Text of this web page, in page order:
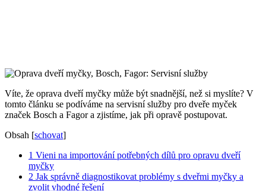
Víte, že oprava dveří myčky může být snadnější, než si myslíte? V
tomto článku se podíváme na servisní služby pro dveře myček
značek Bosch a Fagor a zjistíme, jak při opravě postupovat.
Obsah [schovat]
1 Vieni na importování potřebných dílů pro opravu dveří
myčky
2 Jak správně diagnostikovat problémy s dveřmi myčky a
zvolit vhodné řešení